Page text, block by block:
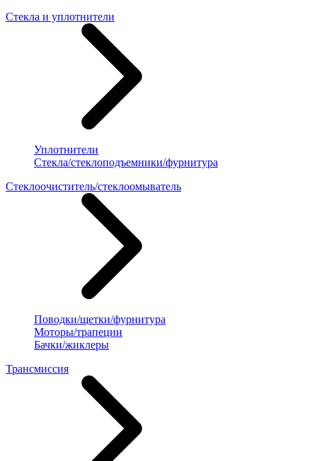
Стекла и уплотнители
Уплотнители
Стекла/стеклоподъемники/фурнитура
Стеклоочиститель/стеклоомыватель
Поводки/щетки/фурнитура
Моторы/трапеции
Бачки/жиклеры
Трансмиссия